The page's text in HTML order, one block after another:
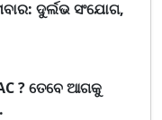
ଦୁର୍ଲଭ ସଂଯୋଗ,
? ତେବେ ଆଗକୁ